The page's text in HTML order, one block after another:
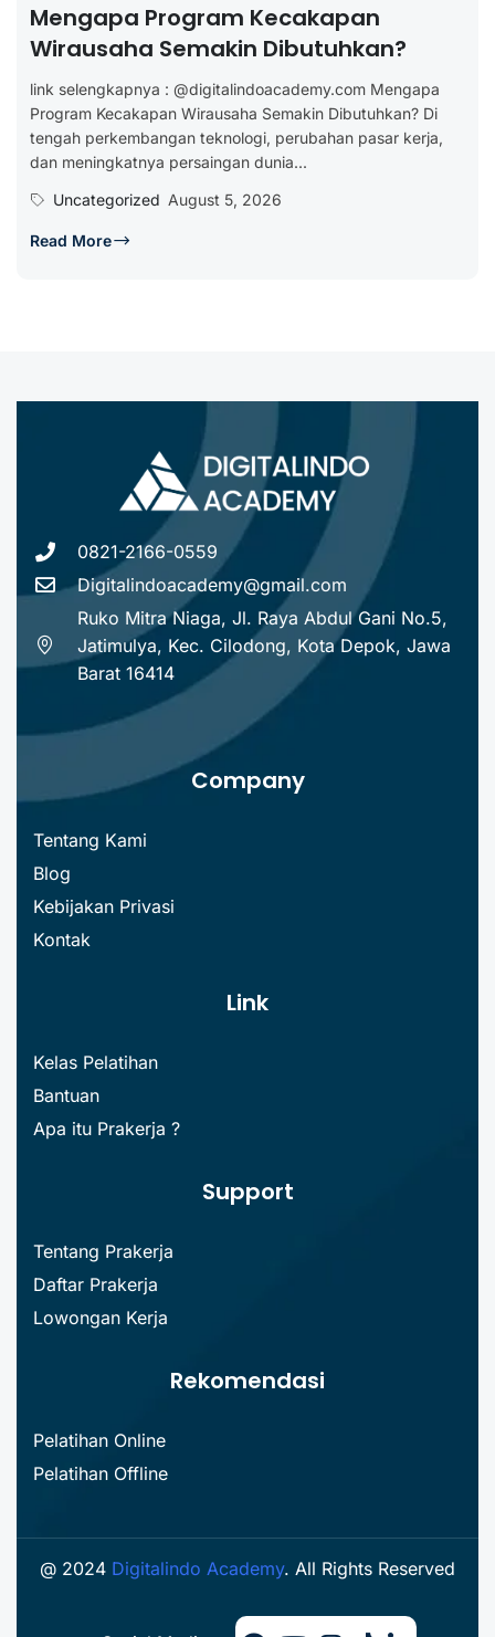
Mengapa Program Kecakapan
Wirausaha Semakin Dibutuhkan?
link selengkapnya : @digitalindoacademy.com Mengapa
Program Kecakapan Wirausaha Semakin Dibutuhkan? Di
tengah perkembangan teknologi, perubahan pasar kerja,
dan meningkatnya persaingan dunia...
Uncategorized August 5, 2026
Read More
0821-2166-0559
Digitalindoacademy@gmail.com
Ruko Mitra Niaga, Jl. Raya Abdul Gani No.5,
Jatimulya, Kec. Cilodong, Kota Depok, Jawa
Barat 16414
Company
Tentang Kami
Blog
Kebijakan Privasi
Kontak
Link
Kelas Pelatihan
Bantuan
Apa itu Prakerja ?
Support
Tentang Prakerja
Daftar Prakerja
Lowongan Kerja
Rekomendasi
Pelatihan Online
Pelatihan Offline
@ 2024 Digitalindo Academy. All Rights Reserved